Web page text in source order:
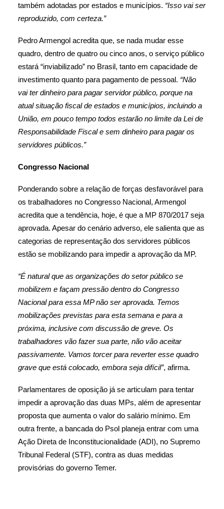
também adotadas por estados e municípios. “Isso vai ser
reproduzido, com certeza.”
Pedro Armengol acredita que, se nada mudar esse
quadro, dentro de quatro ou cinco anos, o serviço público
estará “inviabilizado” no Brasil, tanto em capacidade de
investimento quanto para pagamento de pessoal. “Não
vai ter dinheiro para pagar servidor público, porque na
atual situação fiscal de estados e municípios, incluindo a
União, em pouco tempo todos estarão no limite da Lei de
Responsabilidade Fiscal e sem dinheiro para pagar os
servidores públicos.”
Congresso Nacional
Ponderando sobre a relação de forças desfavorável para
os trabalhadores no Congresso Nacional, Armengol
acredita que a tendência, hoje, é que a MP 870/2017 seja
aprovada. Apesar do cenário adverso, ele salienta que as
categorias de representação dos servidores públicos
estão se mobilizando para impedir a aprovação da MP.
“É natural que as organizações do setor público se
mobilizem e façam pressão dentro do Congresso
Nacional para essa MP não ser aprovada. Temos
mobilizações previstas para esta semana e para a
próxima, inclusive com discussão de greve. Os
trabalhadores vão fazer sua parte, não vão aceitar
passivamente. Vamos torcer para reverter esse quadro
grave que está colocado, embora seja difícil”, afirma.
Parlamentares de oposição já se articulam para tentar
impedir a aprovação das duas MPs, além de apresentar
proposta que aumenta o valor do salário mínimo. Em
outra frente, a bancada do Psol planeja entrar com uma
Ação Direta de Inconstitucionalidade (ADI), no Supremo
Tribunal Federal (STF), contra as duas medidas
provisórias do governo Temer.